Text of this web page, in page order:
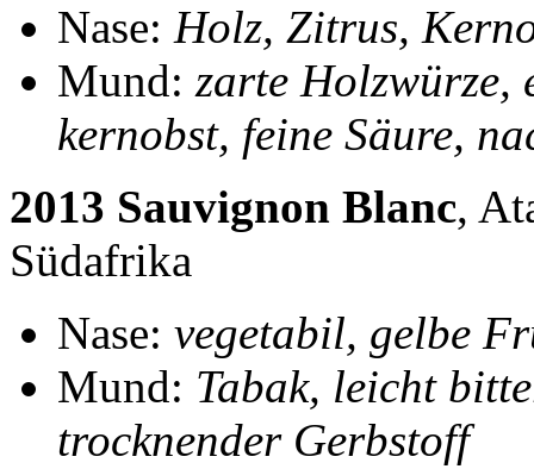
Nase: Holz, Zitrus,
Mund: zarte
kernobst, feine Säure,
2013 Sauvignon Blanc,
Südafrika
Nase: vegetabil, gelbe
Mund: Tabak, leicht
trocknender Gerbstoff